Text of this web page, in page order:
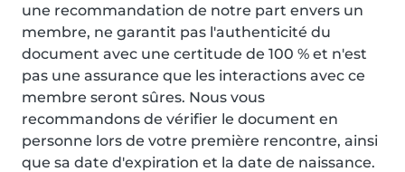
une recommandation de notre part envers un
membre, ne garantit pas l'authenticité du
document avec une certitude de 100 % et n'est
pas une assurance que les interactions avec ce
membre seront sûres. Nous vous
recommandons de vérifier le document en
personne lors de votre première rencontre, ainsi
que sa date d'expiration et la date de naissance.